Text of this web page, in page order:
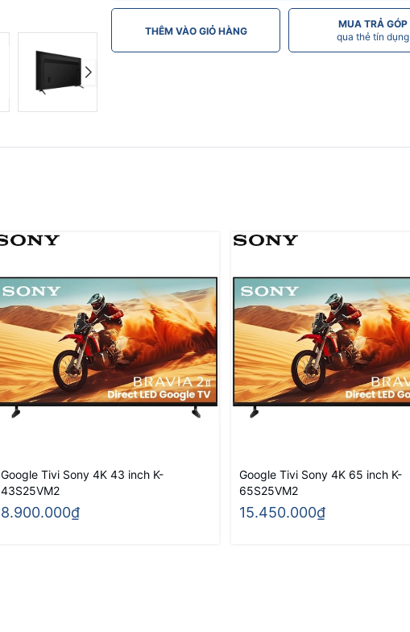
THÊM VÀO GIỎ HÀNG
MUA TRẢ GÓP
qua thẻ tín dụng
Google Tivi Sony 4K 43 inch K-
43S25VM2
8.900.000₫
Google Tivi Sony 4K 65 inch K-
65S25VM2
15.450.000₫